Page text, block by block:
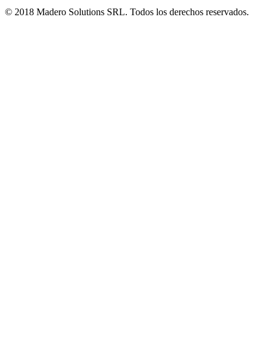
© 2018 Madero Solutions SRL. Todos los derechos reservados.